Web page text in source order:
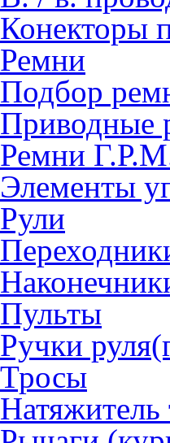
Конекторы
Ремни
Подбор
Приводные
Ремни
Элементы
Рули
Пульты
Ручки
Тросы
Натяжитель